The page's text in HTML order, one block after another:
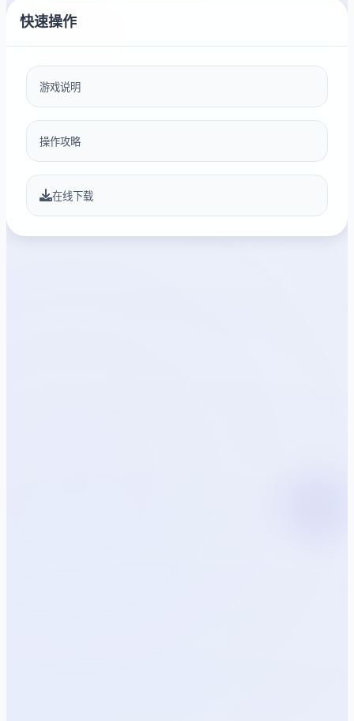
快速操作
游戏说明
操作攻略
在线下载